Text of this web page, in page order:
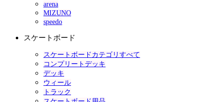
arena
MIZUNO
speedo
スケートボード
スケートボードカテゴリすべて
コンプリートデッキ
デッキ
ウィール
トラック